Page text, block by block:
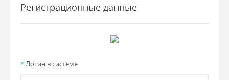
Регистрационные данные
*Логин в системе